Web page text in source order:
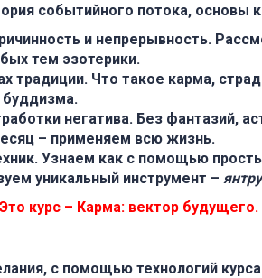
событийного потока,
и непрерывность.
тем эзотерики.
традиции. Что такое карма,
буддизма.
негатива. Без фантазий,
– применяем всю жизнь.
Узнаем как с помощью
уникальный инструмент –
курс – Карма: вектор будущего.
с помощью технологий курса